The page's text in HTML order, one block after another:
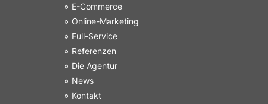
E-Commerce
Online-Marketing
Full-Service
Referenzen
Die Agentur
News
Kontakt